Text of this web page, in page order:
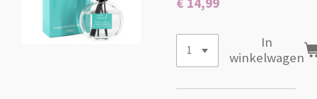
In
winkelwagen